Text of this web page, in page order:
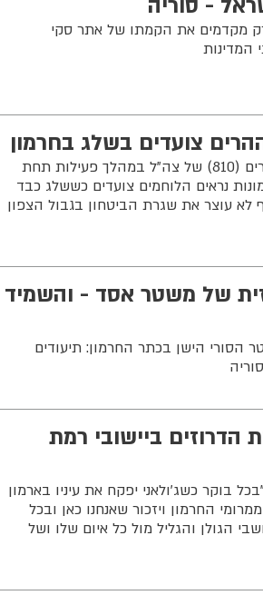
מקדמים את הקמתו של אתר סקי
המדינות
צועדים בשלג בחרמון
תיעוד מהר החרמון מציג את לוחמי חטיבת ההרים (810) של צה"ל במהלך פעילות תחת
נראים הלוחמים צועדים כששלג כבד
עוצר את שגרת הביטחון בגבול הצפון
של משטר אסד - והשמיד
הישן בכתר החרמון: תיעודים
הדרוזים ביישובי רמת
בוקר כשג'ולאני יפקח את עיניו בארמון
החרמון ויזכור שאנחנו כאן ובכל
הגולן והגליל מול כל איום שלו ושל